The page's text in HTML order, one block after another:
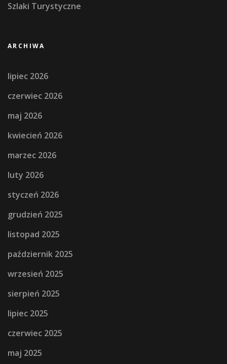
Szlaki Turystyczne
ARCHIWA
lipiec 2026
czerwiec 2026
maj 2026
kwiecień 2026
marzec 2026
luty 2026
styczeń 2026
grudzień 2025
listopad 2025
październik 2025
wrzesień 2025
sierpień 2025
lipiec 2025
czerwiec 2025
maj 2025